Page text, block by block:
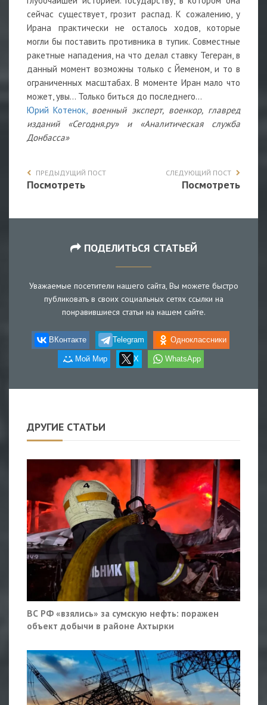
сейчас существует, грозит распад. К сожалению, у
Ирана практически не осталось ходов, которые
могли бы поставить противника в тупик. Совместные
ракетные нападения, на что делал ставку Тегеран, в
данный момент возможны только с Йеменом, и то в
ограниченных масштабах. В моменте Иран мало что
может, увы… Только биться до последнего…
Юрий Котенок, военный эксперт, военкор, главред
изданий «Сегодня.ру» и «Аналитическая служба
Донбасса»
ПРЕДЫДУЩИЙ ПОСТ
Посмотреть
СЛЕДУЮЩИЙ ПОСТ
Посмотреть
ПОДЕЛИТЬСЯ СТАТЬЕЙ
Уважаемые посетители нашего сайта, Вы можете быстро
публиковать в своих социальных сетях ссылки на
понравившиеся статьи на нашем сайте.
ВКонтакте Telegram Одноклассники
Мой Мир X WhatsApp
ДРУГИЕ СТАТЬИ
ВС РФ «взялись» за сумскую нефть: поражен
объект добычи в районе Ахтырки